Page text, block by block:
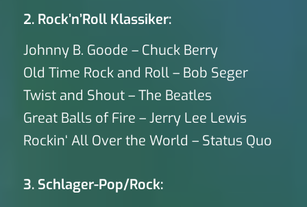
2. Rock’n’Roll Klassiker:
Johnny B. Goode – Chuck Berry
Old Time Rock and Roll – Bob Seger
Twist and Shout – The Beatles
Great Balls of Fire – Jerry Lee Lewis
Rockin‘ All Over the World – Status Quo
3. Schlager-Pop/Rock: